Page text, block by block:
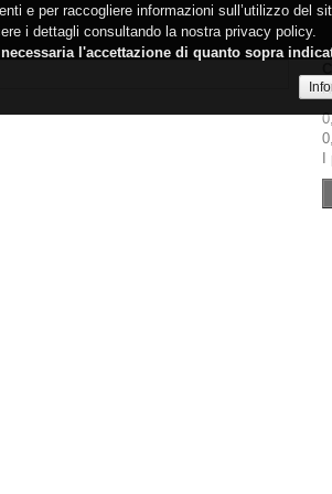
e per raccogliere informazioni sull’utilizzo del
i dettagli consultando la nostra privacy policy.
l'accettazione di quanto sopra